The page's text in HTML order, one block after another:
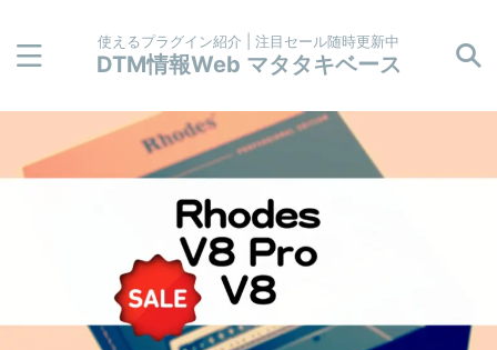
使えるプラグイン紹介 | 注目セール随時更新中
DTM情報Web マタタキベース